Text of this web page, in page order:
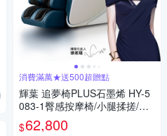
消費滿萬★送500超贈點
輝葉 追夢椅PLUS石墨烯 HY-5
083-1臀感按摩椅/小腿揉搓/零
重力/溫熱
$62,800